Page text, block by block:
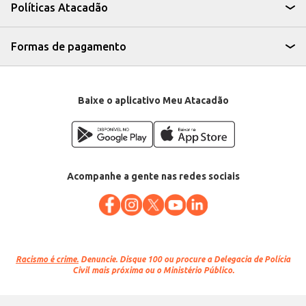
Marca: Aurora
EAN: 85484
Políticas Atacadão
Formas de pagamento
Baixe o aplicativo Meu Atacadão
Acompanhe a gente nas redes sociais
Racismo é crime. Denuncie. Disque 100 ou procure a Delegacia de Polícia
Civil mais próxima ou o Ministério Público.